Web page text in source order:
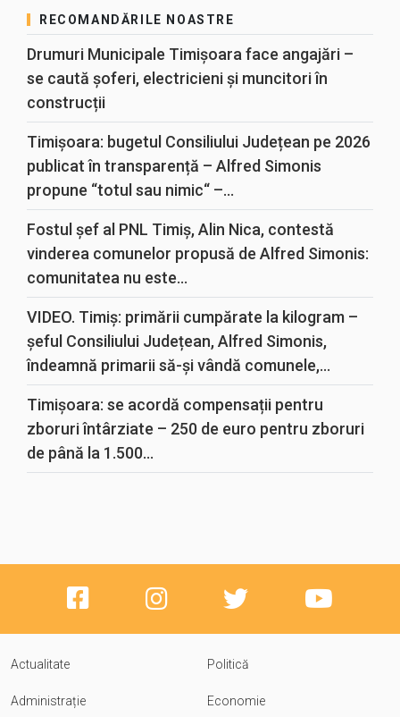
RECOMANDĂRILE NOASTRE
Drumuri Municipale Timișoara face angajări –
se caută șoferi, electricieni și muncitori în
construcții
Timișoara: bugetul Consiliului Județean pe 2026
publicat în transparență – Alfred Simonis
propune “totul sau nimic“ –...
Fostul șef al PNL Timiș, Alin Nica, contestă
vinderea comunelor propusă de Alfred Simonis:
comunitatea nu este...
VIDEO. Timiș: primării cumpărate la kilogram –
șeful Consiliului Județean, Alfred Simonis,
îndeamnă primarii să-și vândă comunele,...
Timișoara: se acordă compensații pentru
zboruri întârziate – 250 de euro pentru zboruri
de până la 1.500...
Actualitate Politică
Administrație Economie